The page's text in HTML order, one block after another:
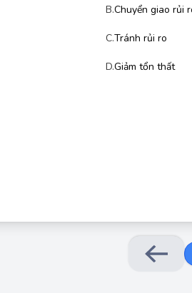
B.Chuyển giao rủi
C.Tránh rủi ro
D.Giảm tổn thất
ra, thay vì chuyển giao rủi ro đó cho một